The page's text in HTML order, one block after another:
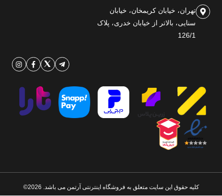
تهران، خیابان کریمخان، خیابان
سنایی، بالاتر از خیابان خدری، پلاک
126/1
کلیه حقوق این سایت متعلق به فروشگاه اینترنتی آرتمن می باشد. 2026©